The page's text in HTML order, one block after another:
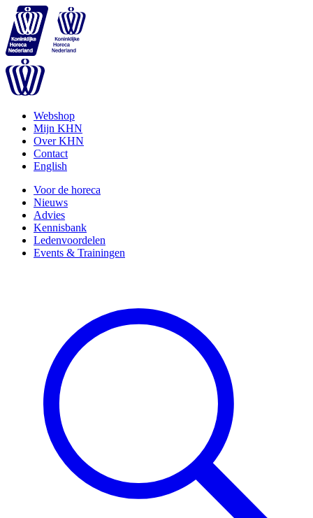
Webshop
Mijn KHN
Over KHN
Contact
English
Voor de horeca
Nieuws
Advies
Kennisbank
Ledenvoordelen
Events & Trainingen